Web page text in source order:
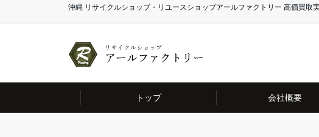
沖縄 リサイクルショップ・リユースショップアールファクトリー 高価買
トップ 会社概要